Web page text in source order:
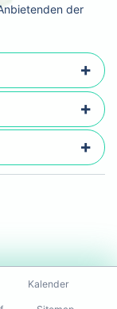
der
Kalender